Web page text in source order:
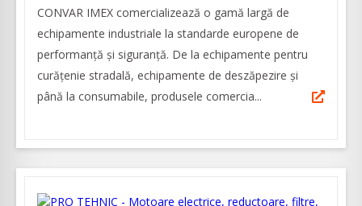
CONVAR IMEX comercializează o gamă largă de
echipamente industriale la standarde europene de
performanță și siguranță. De la echipamente pentru
curățenie stradală, echipamente de deszăpezire și
până la consumabile, produsele comercia...